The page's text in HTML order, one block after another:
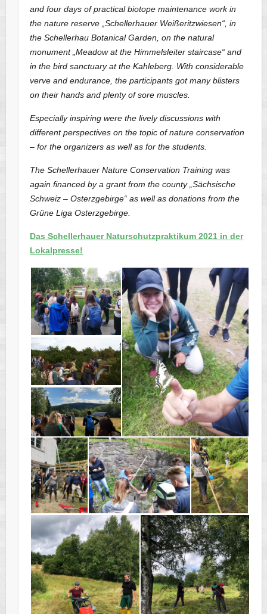
and four days of practical biotope maintenance work in
the nature reserve „Schellerhauer Weißeritzwiesen“, in
the Schellerhau Botanical Garden, on the natural
monument „Meadow at the Himmelsleiter staircase“ and
in the bird sanctuary at the Kahleberg. With considerable
verve and endurance, the participants got many blisters
on their hands and plenty of sore muscles.
Especially inspiring were the lively discussions with
different perspectives on the topic of nature conservation
– for the organizers as well as for the students.
The Schellerhauer Nature Conservation Training was
again financed by a grant from the county „Sächsische
Schweiz – Osterzgebirge“ as well as donations from the
Grüne Liga Osterzgebirge.
Das Schellerhauer Naturschutzpraktikum 2021 in der
Lokalpresse!